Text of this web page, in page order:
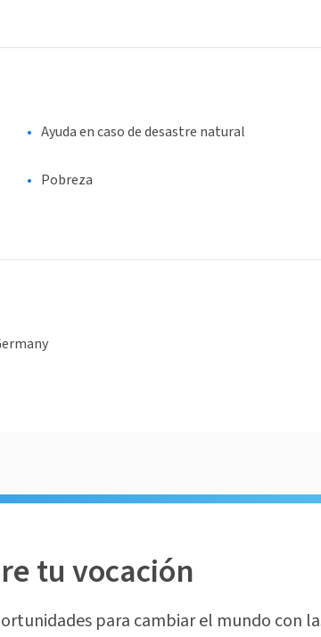
Ayuda en caso de desastre natural
Pobreza
tu vocación
para cambiar el mundo con